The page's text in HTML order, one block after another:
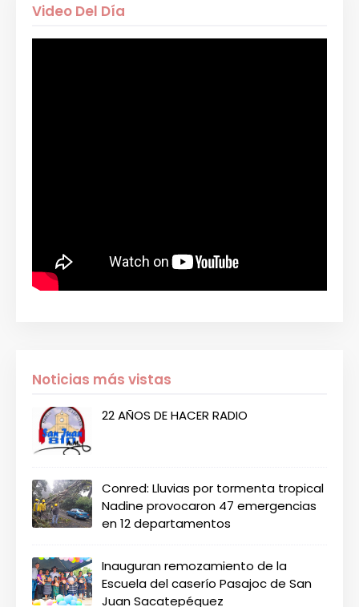
Video Del Día
Noticias más vistas
22 AÑOS DE HACER RADIO
Conred: Lluvias por tormenta tropical
Nadine provocaron 47 emergencias
en 12 departamentos
Inauguran remozamiento de la
Escuela del caserío Pasajoc de San
Juan Sacatepéquez